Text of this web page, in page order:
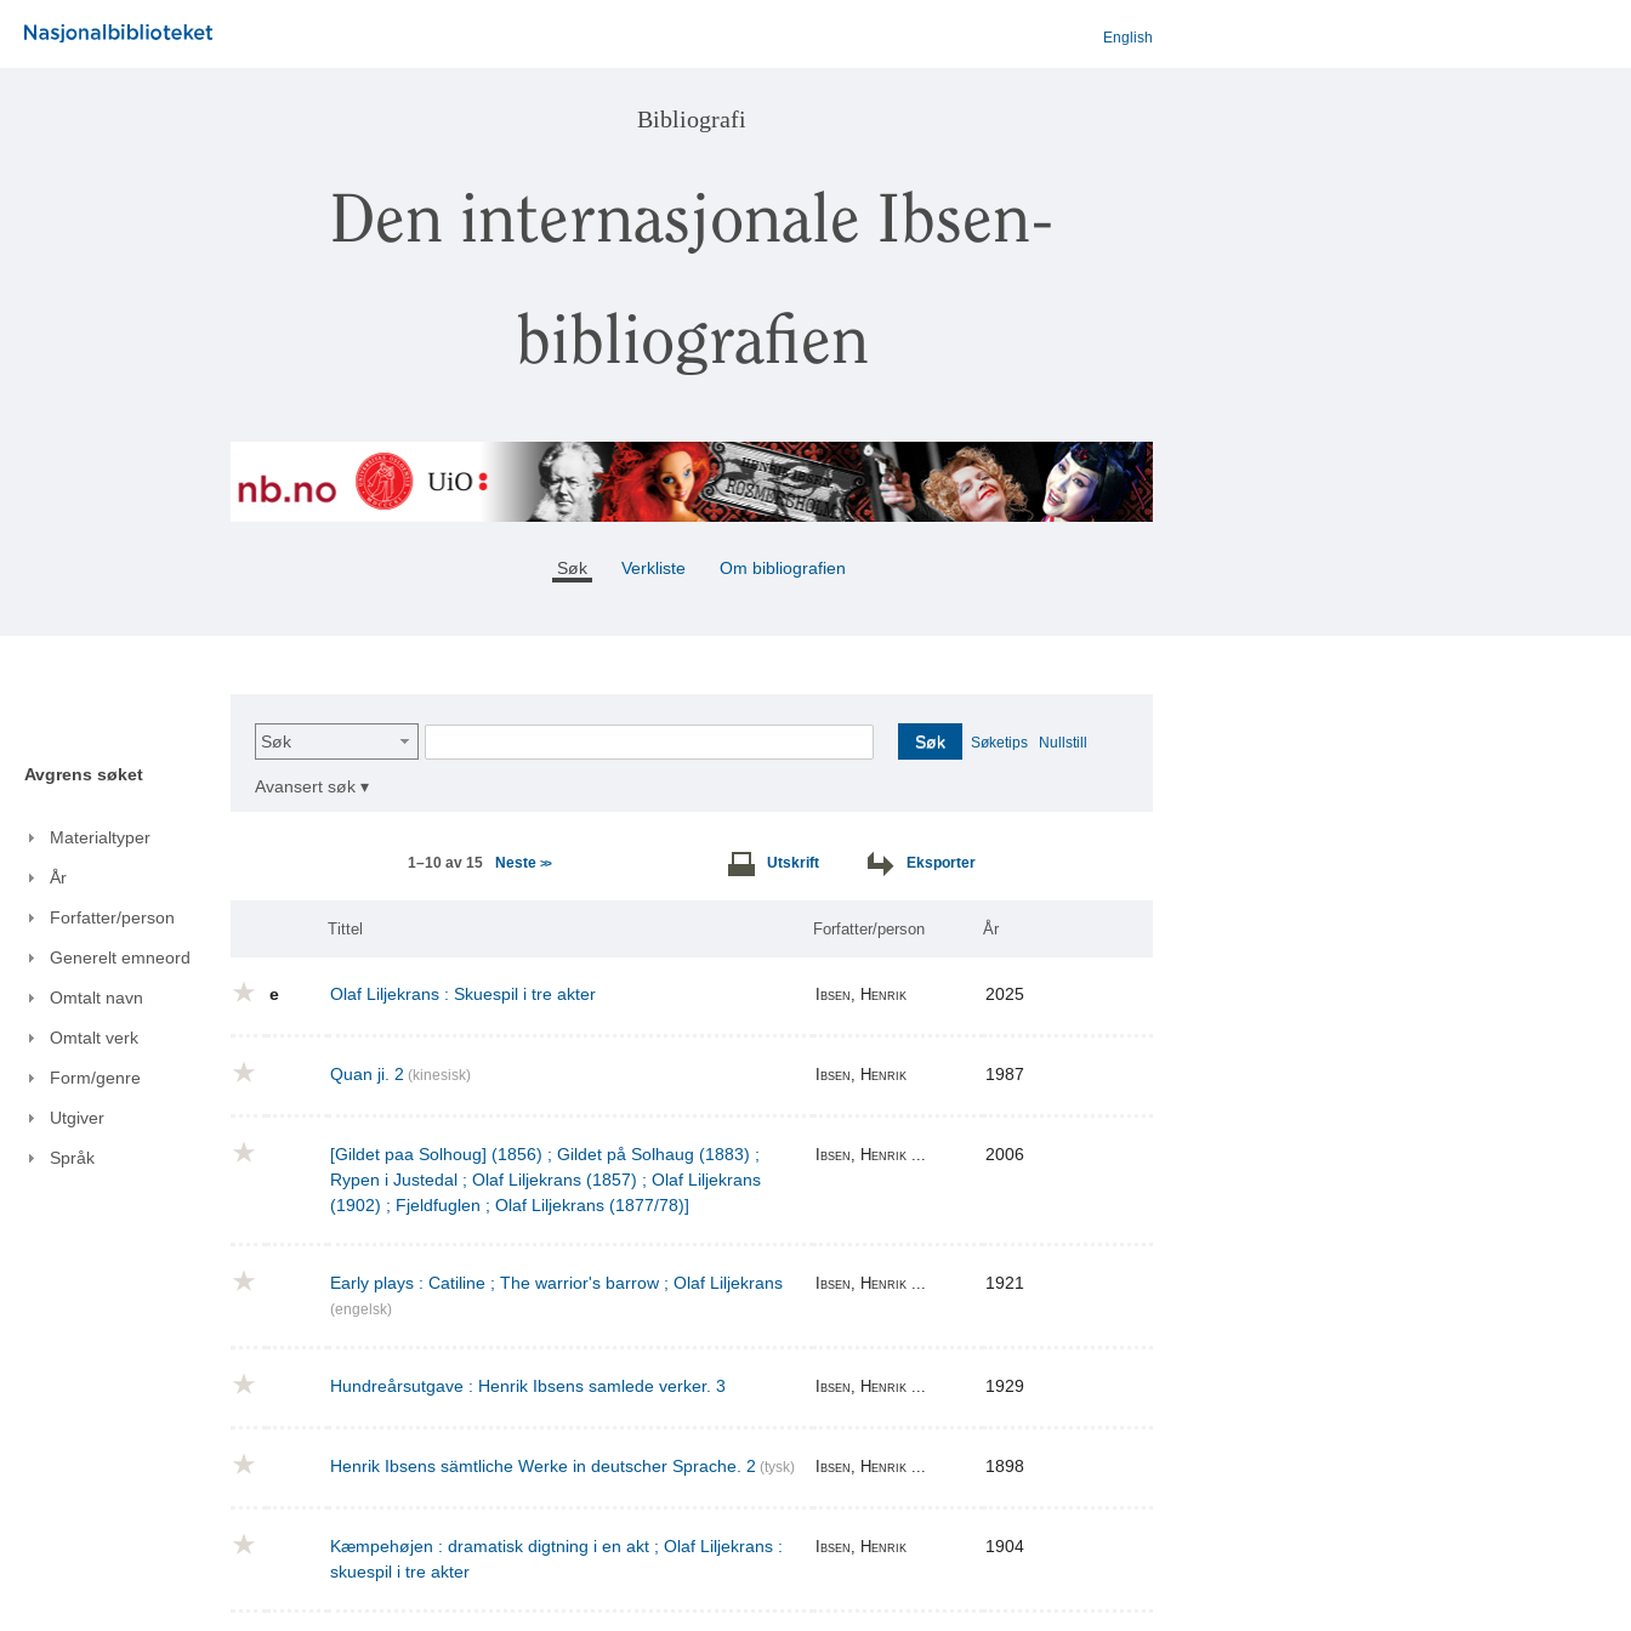
English
Bibliografi
Den internasjonale Ibsen-
bibliografien
Søk Verkliste Om bibliografien
Avgrens søket
Materialtyper
År
Forfatter/person
Generelt emneord
Omtalt navn
Omtalt verk
Form/genre
Utgiver
Språk
Søk Søk Søketips Nullstill
Avansert søk ▾
1–10 av 15 Neste>> Utskrift Eksporter
Tittel Forfatter/person År
e Olaf Liljekrans : Skuespil i tre akter Ibsen, Henrik 2025
Quan ji. 2 (kinesisk) Ibsen, Henrik 1987
[Gildet paa Solhoug] (1856) ; Gildet på Solhaug (1883) ;
Rypen i Justedal ; Olaf Liljekrans (1857) ; Olaf Liljekrans
(1902) ; Fjeldfuglen ; Olaf Liljekrans (1877/78)]
Ibsen, Henrik ... 2006
Early plays : Catiline ; The warrior's barrow ; Olaf Liljekrans
(engelsk)
Ibsen, Henrik ... 1921
Hundreårsutgave : Henrik Ibsens samlede verker. 3 Ibsen, Henrik ... 1929
Henrik Ibsens sämtliche Werke in deutscher Sprache. 2 (tysk) Ibsen, Henrik ... 1898
Kæmpehøjen : dramatisk digtning i en akt ; Olaf Liljekrans :
skuespil i tre akter
Ibsen, Henrik 1904